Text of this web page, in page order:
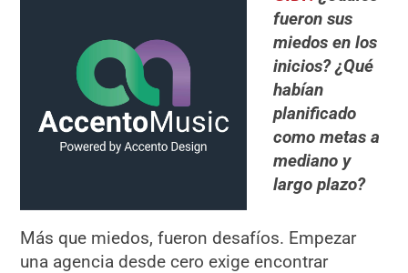
fueron sus
miedos en los
inicios? ¿Qué
habían
planificado
como metas a
mediano y
largo plazo?
Más que miedos, fueron desafíos. Empezar
una agencia desde cero exige encontrar